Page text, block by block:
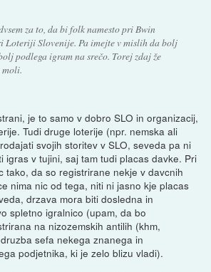
za to, da bi folk namesto pri Bwin
Loteriji Slovenije. Pa imejte v mislih da bolj
podlega igram na srečo. Torej zdaj že
moli.
je to samo v dobro SLO in organizacij,
Tudi druge loterije (npr. nemska ali
svojih storitev v SLO, seveda pa ni
igras v tujini, saj tam tudi placas davke. Pri
tako, da so registrirane nekje v davcnih
nima nic od tega, niti ni jasno kje placas
drzava mora biti dosledna in
spletno igralnico (upam, da bo
na nizozemskih antilih (khm,
sefa nekega znanega in
podjetnika, ki je zelo blizu vladi).